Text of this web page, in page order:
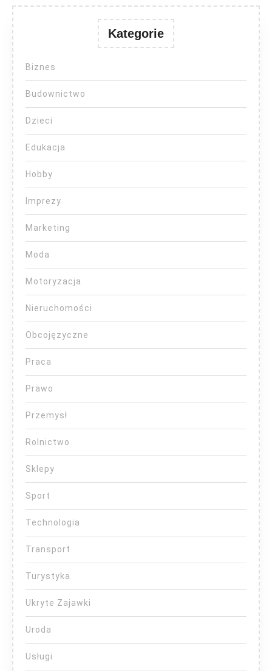
Kategorie
Biznes
Budownictwo
Dzieci
Edukacja
Hobby
Imprezy
Marketing
Moda
Motoryzacja
Nieruchomości
Obcojęzyczne
Praca
Prawo
Przemysł
Rolnictwo
Sklepy
Sport
Technologia
Transport
Turystyka
Ukryte Zajawki
Uroda
Usługi